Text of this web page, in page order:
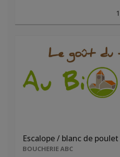
BOUCHERIE ABC